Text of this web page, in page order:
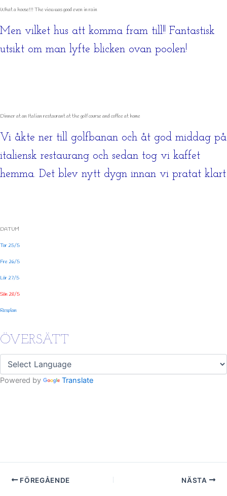
What a house!!! The view was good even in rain
Men vilket hus att komma fram till!! Fantastisk
utsikt om man lyfte blicken ovan poolen!
Dinner at an Italian restaurant at the golf course and coffee at home
Vi åkte ner till golfbanan och åt god middag på
italiensk restaurang och sedan tog vi kaffet
hemma. Det blev nytt dygn innan vi pratat klart
DATUM
Tor 25/5
Fre 26/5
Lör 27/5
Sön 28/5
Resplan
ÖVERSÄTT
Powered by Translate
FÖREGÅENDE NÄSTA